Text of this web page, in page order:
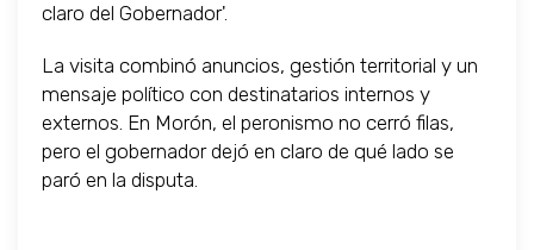
claro del Gobernador'.
La visita combinó anuncios, gestión territorial y un
mensaje político con destinatarios internos y
externos. En Morón, el peronismo no cerró filas,
pero el gobernador dejó en claro de qué lado se
paró en la disputa.